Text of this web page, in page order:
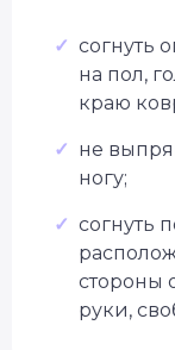
✓ согнуть
на пол,
краю
✓ не
ногу;
✓ согнуть
стороны
руки,